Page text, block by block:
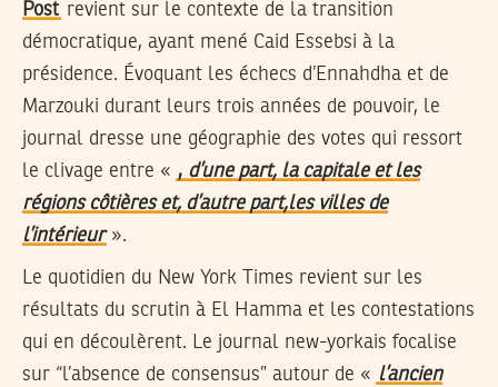
Post revient sur le contexte de la transition
démocratique, ayant mené Caid Essebsi à la
présidence. Évoquant les échecs d’Ennahdha et de
Marzouki durant leurs trois années de pouvoir, le
journal dresse une géographie des votes qui ressort
le clivage entre « , d’une part, la capitale et les
régions côtières et, d’autre part,les villes de
l’intérieur».
Le quotidien du New York Times revient sur les
résultats du scrutin à El Hamma et les contestations
qui en découlèrent. Le journal new-yorkais focalise
sur “l’absence de consensus” autour de « l’ancien